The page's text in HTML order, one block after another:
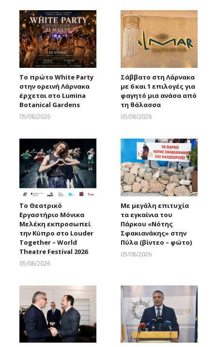
Το πρώτο White Party
στην ορεινή Λάρνακα
έρχεται στο Lumina
Botanical Gardens
05/08/2026
Σάββατο στη Λάρνακα
με 6 και 1 επιλογές για
φαγητό μια ανάσα από
τη θάλασσα
05/08/2026
Το Θεατρικό
Εργαστήριο Μόνικα
Μελέκη εκπροσωπεί
την Κύπρο στο Louder
Together – World
Theatre Festival 2026
05/08/2026
Με μεγάλη επιτυχία
τα εγκαίνια του
Πάρκου «Νότης
Σφακιανάκης» στην
Πύλα (βίντεο – φώτο)
05/08/2026